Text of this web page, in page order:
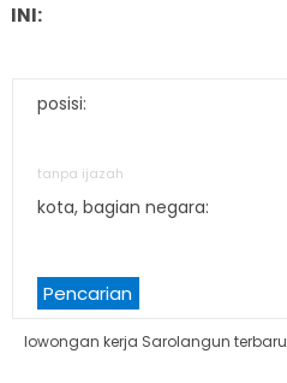
INI:
posisi:
tanpa ijazah
kota, bagian negara:
Pencarian
lowongan kerja Sarolangun terbaru